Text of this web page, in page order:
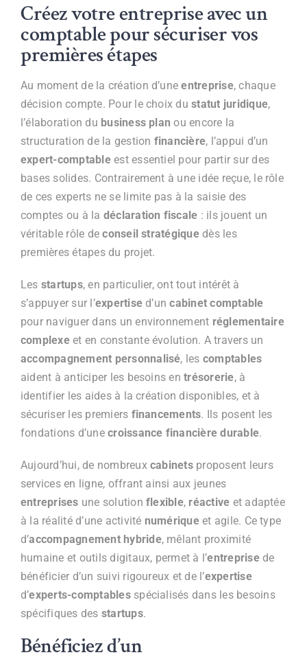
Créez votre entreprise avec un
comptable pour sécuriser vos
premières étapes
Au moment de la création d’uneentreprise, chaque
décision compte. Pour le choix dustatut juridique,
l’élaboration du business plan ou encore la
structuration de la gestion financière, l’appui d’un
expert-comptableest essentiel pour partir sur des
bases solides. Contrairement à une idée reçue, le rôle
de ces experts ne se limite pas à la saisie des
comptes ou à la déclaration fiscale : ils jouent un
véritable rôle deconseil stratégiquedès les
premières étapes du projet.
Les startups, en particulier, ont tout intérêt à
s’appuyer sur l’expertise d’uncabinet comptable
pour naviguer dans un environnement réglementaire
complexeet en constante évolution. A travers un
accompagnement personnalisé, les comptables
aident à anticiper les besoins entrésorerie, à
identifier les aides à la création disponibles, et à
sécuriser les premiers financements. Ils posent les
fondations d’unecroissance financière durable.
Aujourd’hui, de nombreux cabinetsproposent leurs
services en ligne, offrant ainsi aux jeunes
entreprises une solution flexible, réactive et adaptée
à la réalité d’une activité numériqueet agile. Ce type
d’accompagnement hybride, mêlant proximité
humaine et outils digitaux, permet à l’entreprisede
bénéficier d’un suivi rigoureux et de l’expertise
d’experts-comptablesspécialisés dans les besoins
spécifiques des startups.
Bénéficiez d’un